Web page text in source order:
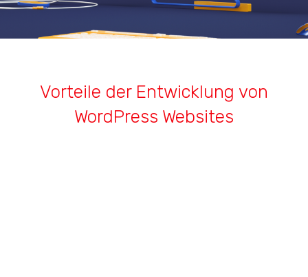
Vorteile der Entwicklung von
WordPress Websites